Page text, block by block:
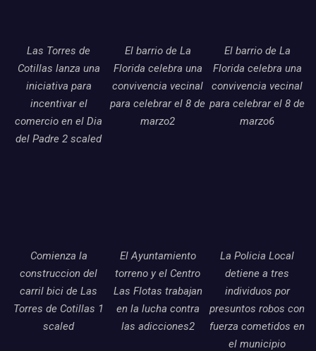
Las Torres de
Cotillas lanza una
iniciativa para
incentivar el
comercio en el Dia
del Padre 2 scaled
El barrio de La
Florida celebra una
convivencia vecinal
para celebrar el 8 de
marzo2
El barrio de La
Florida celebra una
convivencia vecinal
para celebrar el 8 de
marzo6
Comienza la
construccion del
carril bici de Las
Torres de Cotillas 1
scaled
El Ayuntamiento
torreno y el Centro
Las Flotas trabajan
en la lucha contra
las adicciones2
La Policia Local
detiene a tres
individuos por
presuntos robos con
fuerza cometidos en
el municipio